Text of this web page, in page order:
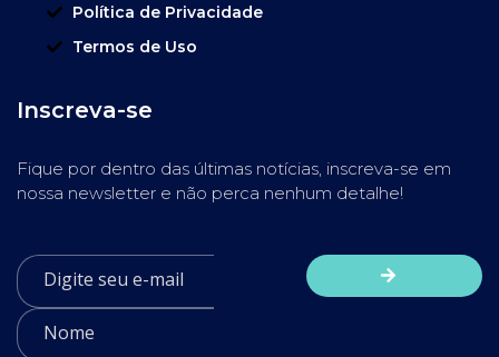
Política de Privacidade
Termos de Uso
Inscreva-se
Fique por dentro das últimas notícias, inscreva-se em
nossa newsletter e não perca nenhum detalhe!